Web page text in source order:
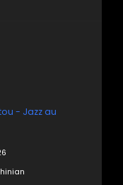
- Jazz au